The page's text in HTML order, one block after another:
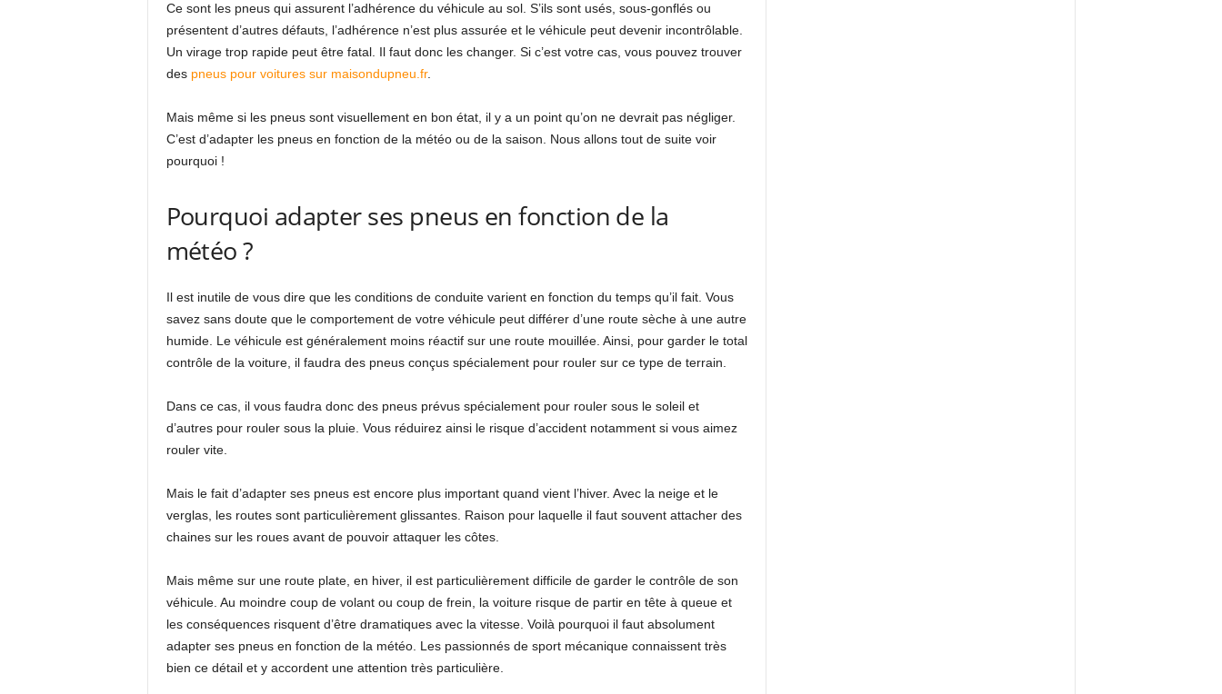
Ce sont les pneus qui assurent l’adhérence du véhicule au sol. S’ils sont usés, sous-gonflés ou
présentent d’autres défauts, l’adhérence n’est plus assurée et le véhicule peut devenir incontrôlable.
Un virage trop rapide peut être fatal. Il faut donc les changer. Si c’est votre cas, vous pouvez trouver
des pneus pour voitures sur maisondupneu.fr.
Mais même si les pneus sont visuellement en bon état, il y a un point qu’on ne devrait pas négliger.
C’est d’adapter les pneus en fonction de la météo ou de la saison. Nous allons tout de suite voir
pourquoi !
Pourquoi adapter ses pneus en fonction de la
météo ?
Il est inutile de vous dire que les conditions de conduite varient en fonction du temps qu’il fait. Vous
savez sans doute que le comportement de votre véhicule peut différer d’une route sèche à une autre
humide. Le véhicule est généralement moins réactif sur une route mouillée. Ainsi, pour garder le total
contrôle de la voiture, il faudra des pneus conçus spécialement pour rouler sur ce type de terrain.
Dans ce cas, il vous faudra donc des pneus prévus spécialement pour rouler sous le soleil et
d’autres pour rouler sous la pluie. Vous réduirez ainsi le risque d’accident notamment si vous aimez
rouler vite.
Mais le fait d’adapter ses pneus est encore plus important quand vient l’hiver. Avec la neige et le
verglas, les routes sont particulièrement glissantes. Raison pour laquelle il faut souvent attacher des
chaines sur les roues avant de pouvoir attaquer les côtes.
Mais même sur une route plate, en hiver, il est particulièrement difficile de garder le contrôle de son
véhicule. Au moindre coup de volant ou coup de frein, la voiture risque de partir en tête à queue et
les conséquences risquent d’être dramatiques avec la vitesse. Voilà pourquoi il faut absolument
adapter ses pneus en fonction de la météo. Les passionnés de sport mécanique connaissent très
bien ce détail et y accordent une attention très particulière.